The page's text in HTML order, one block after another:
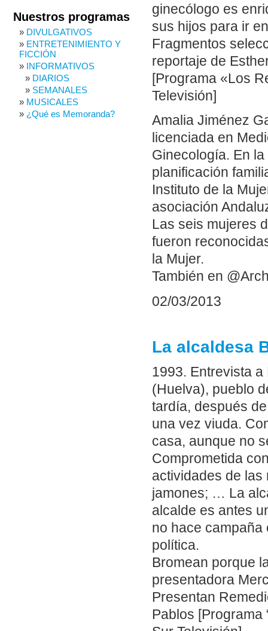
ginecólogo es
sus hijos para ir
Fragmentos
reportaje de
[Programa «Los
Televisión]
Amalia Jiménez
licenciada en
Ginecología. En
planificación
Instituto de la
asociación
Las seis mujeres
fueron
la Mujer.
También en
02/03/2013
La alcaldesa
1993. Entrevista
(Huelva), pueblo
tardía, después
una vez viuda.
casa, aunque no
Comprometida
actividades de
jamones; … La
alcalde es antes
no hace campaña
política.
Bromean porque
presentadora
Presentan
Pablos [Programa
Nuestros programas
DIVULGATIVOS
ENTRETENIMIENTO Y
FICCIÓN
INFORMATIVOS
DIARIOS
SEMANALES
MUSICALES
¿Qué es Memoranda?